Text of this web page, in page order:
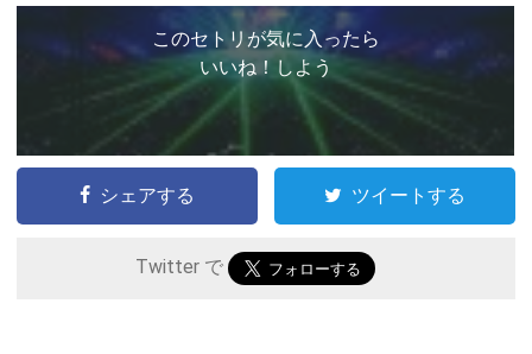
このセトリが気に入ったら
いいね！しよう
シェアする ツイートする
Twitter で